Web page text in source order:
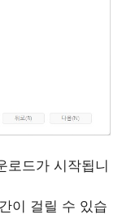
드가 시작됩니
이 걸릴 수 있습